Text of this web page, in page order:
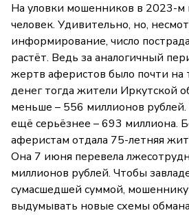
На уловки мошенников в 2023-м
человек. Удивительно, но,
информирование, число
растёт. Ведь за аналогичный
жертв аферистов было почти на
денег тогда жители Иркутской
меньше – 556 миллионов рублей.
ещё серьёзнее – 693 миллиона.
аферистам отдала 75-летняя
Она 7 июня перевела
миллионов рублей. Чтобы
сумасшедшей суммой,
выдумывать новые схемы